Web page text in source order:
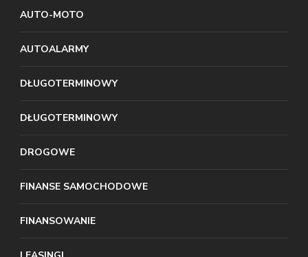
AUTO-MOTO
AUTOALARMY
DŁUGOTERMINOWY
DŁUGOTERMINOWY
DROGOWE
FINANSE SAMOCHODOWE
FINANSOWANIE